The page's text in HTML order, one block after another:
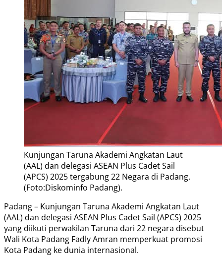
Kunjungan Taruna Akademi Angkatan Laut
(AAL) dan delegasi ASEAN Plus Cadet Sail
(APCS) 2025 tergabung 22 Negara di Padang.
(Foto:Diskominfo Padang).
Padang – Kunjungan Taruna Akademi Angkatan Laut
(AAL) dan delegasi ASEAN Plus Cadet Sail (APCS) 2025
yang diikuti perwakilan Taruna dari 22 negara disebut
Wali Kota Padang Fadly Amran memperkuat promosi
Kota Padang ke dunia internasional.